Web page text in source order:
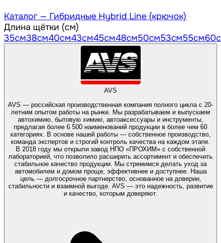
Каталог — Гибридные Hybrid Line (крючок)
Длина щётки (см)
35см38см40см43см45см48см50см53см55см60
AVS
AVS — российская производственная компания полного цикла с 20-
летним опытом работы на рынке. Мы разрабатываем и выпускаем
автохимию, бытовую химию, автоаксессуары и инструменты,
предлагая более 6 500 наименований продукции в более чем 60
категориях. В основе нашей работы — собственное производство,
команда экспертов и строгий контроль качества на каждом этапе.
В 2018 году мы открыли завод НПО «ПРОХИМ» с собственной
лабораторией, что позволило расширить ассортимент и обеспечить
стабильное качество продукции. Мы стремимся делать уход за
автомобилем и домом проще, эффективнее и доступнее. Наша
цель — долгосрочное партнерство, основанное на доверии,
стабильности и взаимной выгоде. AVS — это надежность, развитие
и качество, которым доверяют.